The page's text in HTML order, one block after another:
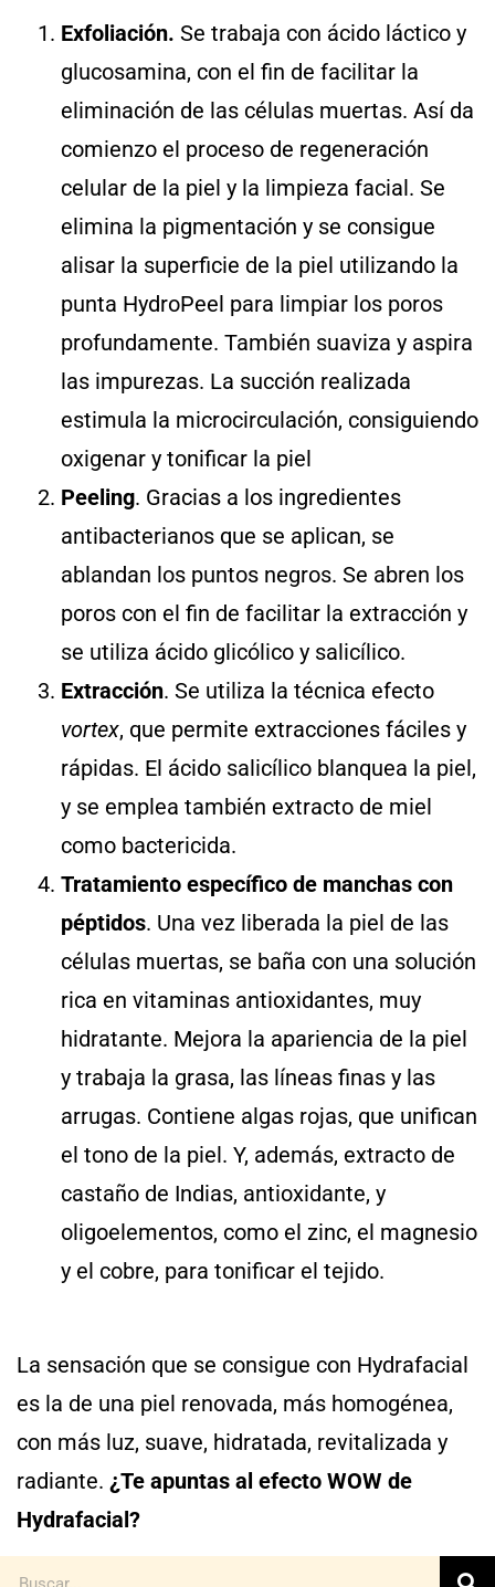
Exfoliación. Se trabaja con ácido láctico y
glucosamina, con el fin de facilitar la
eliminación de las células muertas. Así da
comienzo el proceso de regeneración
celular de la piel y la limpieza facial. Se
elimina la pigmentación y se consigue
alisar la superficie de la piel utilizando la
punta HydroPeel para limpiar los poros
profundamente. También suaviza y aspira
las impurezas. La succión realizada
estimula la microcirculación, consiguiendo
oxigenar y tonificar la piel
Peeling. Gracias a los ingredientes
antibacterianos que se aplican, se
ablandan los puntos negros. Se abren los
poros con el fin de facilitar la extracción y
se utiliza ácido glicólico y salicílico.
Extracción. Se utiliza la técnica efecto
vortex, que permite extracciones fáciles y
rápidas. El ácido salicílico blanquea la piel,
y se emplea también extracto de miel
como bactericida.
Tratamiento específico de manchas con
péptidos. Una vez liberada la piel de las
células muertas, se baña con una solución
rica en vitaminas antioxidantes, muy
hidratante. Mejora la apariencia de la piel
y trabaja la grasa, las líneas finas y las
arrugas. Contiene algas rojas, que unifican
el tono de la piel. Y, además, extracto de
castaño de Indias, antioxidante, y
oligoelementos, como el zinc, el magnesio
y el cobre, para tonificar el tejido.
La sensación que se consigue con Hydrafacial
es la de una piel renovada, más homogénea,
con más luz, suave, hidratada, revitalizada y
radiante. ¿Te apuntas al efecto WOW de
Hydrafacial?